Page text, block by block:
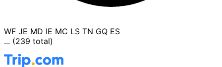
WF JE MD IE MC LS TN GQ ES
... (239 total)